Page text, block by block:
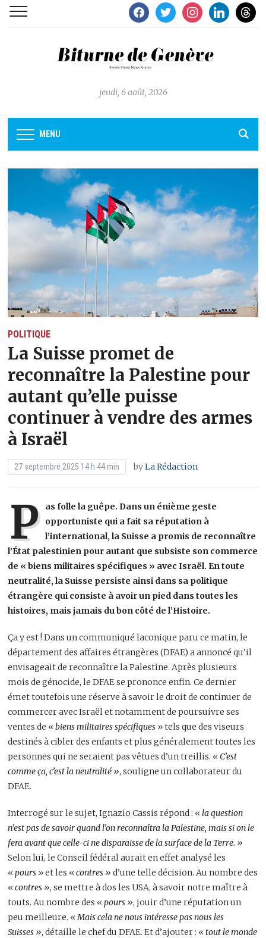
facebooktwitterinstagramlinkedinthreads
jeudi, 6 août, 2026
MENU
POLITIQUE
La Suisse promet de
reconnaître la Palestine pour
autant qu’elle puisse
continuer à vendre des armes
à Israël
27 septembre 2025 14 h 44 min byLa Rédaction
P as folle la guêpe. Dans un énième geste
opportuniste qui a fait sa réputation à
l’international, la Suisse a promis de reconnaître
l’État palestinien pour autant que subsiste son commerce
de « biens militaires spécifiques » avec Israël. En toute
neutralité, la Suisse persiste ainsi dans sa politique
étrangère qui consiste à avoir un pied dans toutes les
histoires, mais jamais du bon côté de l’Histoire.
Ça y est ! Dans un communiqué laconique paru ce matin, le
département des affaires étrangères (DFAE) a annoncé qu’il
envisageait de reconnaître la Palestine. Après plusieurs
mois de génocide, le DFAE se prononce enfin. Ce dernier
émet toutefois une réserve à savoir le droit de continuer de
commercer avec Israël et notamment de poursuivre ses
ventes de «biens militaires spécifiques » tels que des viseurs
destinés à cibler des enfants et plus généralement toutes les
personnes qui ne seraient pas vêtues d’un treillis. «C’est
comme ça, c’est la neutralité », souligne un collaborateur du
DFAE.
Interrogé sur le sujet, Ignazio Cassis répond : «la question
n’est pas de savoir quand l’on reconnaîtra la Palestine, mais si on le
fera avant que celle-ci ne disparaisse de la surface de la Terre. »
Selon lui, le Conseil fédéral aurait en effet analysé les
«pours » et les «contres » d’une telle décision. Au nombre des
«contres », se mettre à dos les USA, à savoir notre maître à
touts. Au nombre des «pours », jouir d’une réputation un
peu meilleure. «Mais cela ne nous intéresse pas nous les
Suisses », détaille le chef du DFAE. Et d’ajouter : «tout le monde